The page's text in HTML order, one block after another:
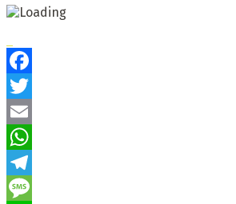
Facebook
Twitter
Email
WhatsApp
Telegram